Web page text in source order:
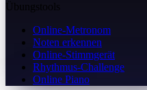
Übungstools
Online-Metronom
Noten erkennen
Online-Stimmgerät
Rhythmus-Challenge
Online Piano